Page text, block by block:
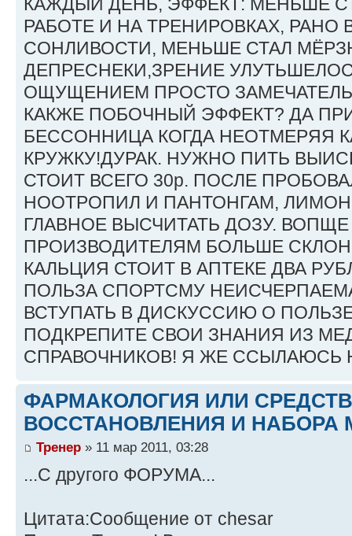
РАБОТЕ И НА ТРЕНИРОВКАХ, РАНО
СОНЛИВОСТИ, МЕНЬШЕ СТАЛ
ДЕПРЕСНЕКИ,ЗРЕНИЕ
ОЩУЩЕНИЕМ ПРОСТО
КАКЖЕ ПОБОЧНЫЙ ЭФФЕКТ? ДА
БЕССОННИЦА КОГДА НЕОТМЕРЯЯ
КРУЖКУ!ДУРАК. НУЖНО ПИТЬ
СТОИТ ВСЕГО 30р. ПОСЛЕ
НООТРОПИЛ И ПАНТОНГАМ,
ГЛАВНОЕ ВЫСЧИТАТЬ ДОЗУ.
ПРОИЗВОДИТЕЛЯМ БОЛЬШЕ
КАЛЬЦИЯ СТОИТ В АПТЕКЕ ДВА
ПОЛЬЗА СПОРТСМУ
ВСТУПАТЬ В ДИСКУССИЮ О
ПОДКРЕПИТЕ СВОИ ЗНАНИЯ ИЗ
СПРАВОЧНИКОВ! Я ЖЕ ССЫЛАЮСЬ
ФАРМАКОЛОГИЯ ИЛИ
ВОССТАНОВЛЕНИЯ И НАБОРА
Тренер » 11 мар 2011, 03:28
...С другого ФОРУМА...
Цитата:Сообщение от chesar